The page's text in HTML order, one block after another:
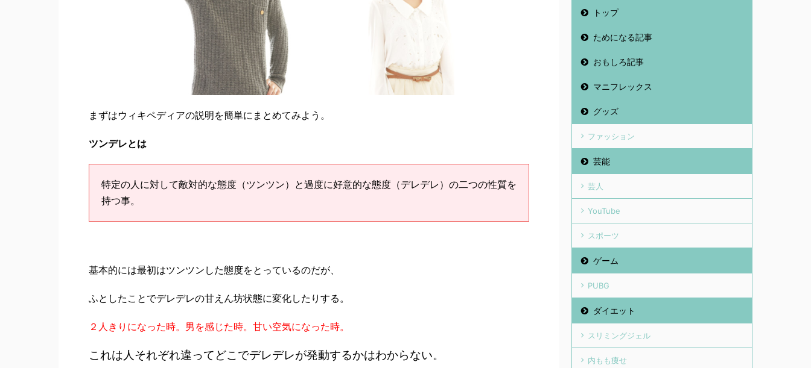
まずはウィキペディアの説明を簡単にまとめてみよう。
ツンデレとは
特定の人に対して敵対的な態度（ツンツン）と過度に好意的な態度（デレデレ）の二つの性質を
持つ事。
基本的には最初はツンツンした態度をとっているのだが、
ふとしたことでデレデレの甘えん坊状態に変化したりする。
２人きりになった時。男を感じた時。甘い空気になった時。
これは人それぞれ違ってどこでデレデレが発動するかはわからない。
トップ
ためになる記事
おもしろ記事
マニフレックス
グッズ
ファッション
芸能
芸人
YouTube
スポーツ
ゲーム
PUBG
ダイエット
スリミングジェル
内もも痩せ